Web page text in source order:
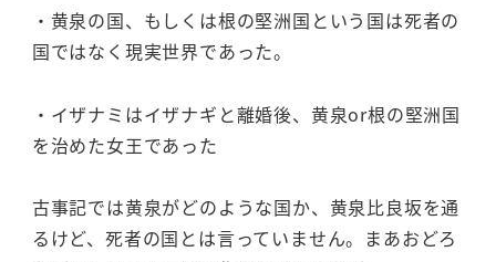
・黄泉の国、もしくは根の堅洲国という国は死者の
国ではなく現実世界であった。
・イザナミはイザナギと離婚後、黄泉or根の堅洲国
を治めた女王であった
古事記では黄泉がどのような国か、黄泉比良坂を通
るけど、死者の国とは言っていません。まあおどろ